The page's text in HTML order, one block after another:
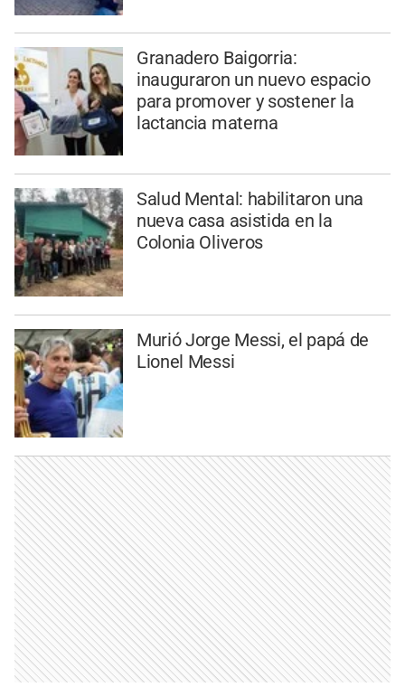
Granadero Baigorria:
inauguraron un nuevo espacio
para promover y sostener la
lactancia materna
Salud Mental: habilitaron una
nueva casa asistida en la
Colonia Oliveros
Murió Jorge Messi, el papá de
Lionel Messi